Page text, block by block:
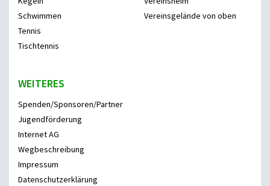
Schwimmen
Tennis
Tischtennis
Vereinsgelände von oben
WEITERES
Spenden/Sponsoren/Partner
Jugendförderung
Internet AG
Wegbeschreibung
Impressum
Datenschutzerklärung